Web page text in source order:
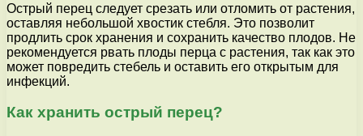
Острый перец следует срезать или отломить от растения,
оставляя небольшой хвостик стебля. Это позволит
продлить срок хранения и сохранить качество плодов. Не
рекомендуется рвать плоды перца с растения, так как это
может повредить стебель и оставить его открытым для
инфекций.
Как хранить острый перец?